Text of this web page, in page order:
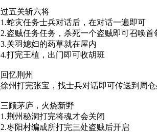
过五关斩六将
1.蛇灾任务士兵对话后，在对话一遍即可
2.盗贼任务任务，杀死一个盗贼即可召唤首
3.关羽媳妇的药草就在屋内
4.打完王植，出门即可收胡班
回忆荆州
徐州打完张宝，找士兵对话即可传送到周仓
三顾茅庐，火烧新野
1.荆州秘洞打完将魂才会关闭
2.枣阳村编成所打完三处盗贼后开启